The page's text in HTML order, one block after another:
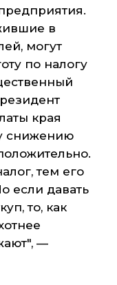
в
могут
по налогу
края
снижению
тем его
если давать
то, как
—